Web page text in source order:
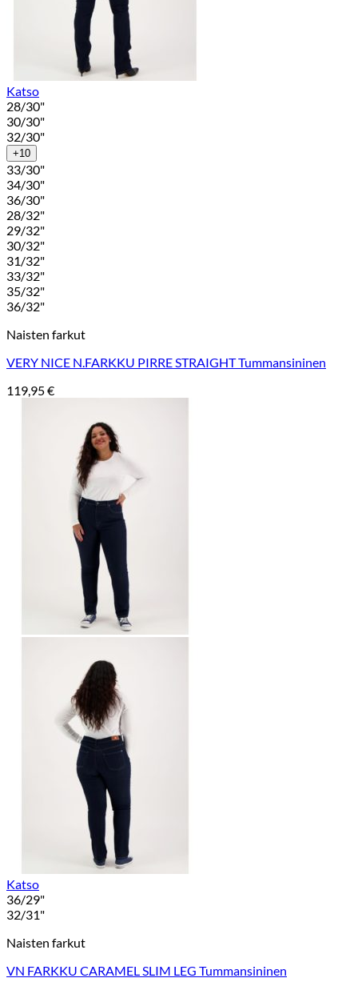
Katso
28/30"
30/30"
32/30"
+10
33/30"
34/30"
36/30"
28/32"
29/32"
30/32"
31/32"
33/32"
35/32"
36/32"
Naisten farkut
VERY NICE N.FARKKU PIRRE STRAIGHT Tummansininen
119,95€
Katso
36/29"
32/31"
Naisten farkut
VN FARKKU CARAMEL SLIM LEG Tummansininen